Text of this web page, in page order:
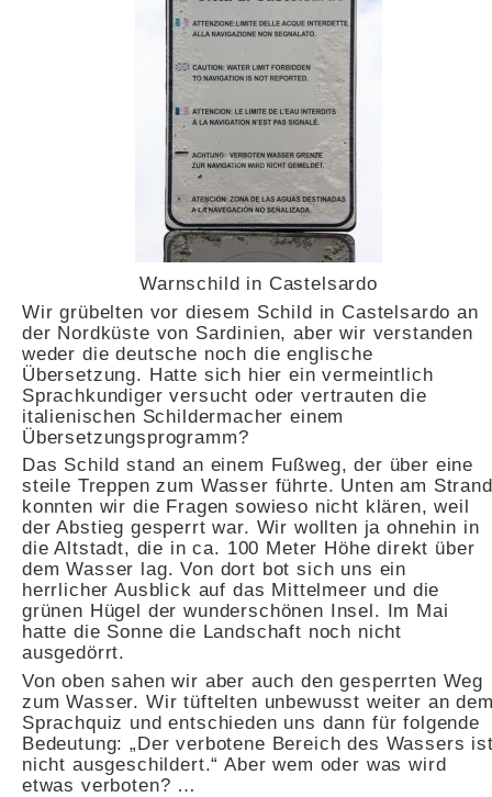
Warnschild in Castelsardo
Wir grübelten vor diesem Schild in Castelsardo an
der Nordküste von Sardinien, aber wir verstanden
weder die deutsche noch die englische
Übersetzung. Hatte sich hier ein vermeintlich
Sprachkundiger versucht oder vertrauten die
italienischen Schildermacher einem
Übersetzungsprogramm?
Das Schild stand an einem Fußweg, der über eine
steile Treppen zum Wasser führte. Unten am Strand
konnten wir die Fragen sowieso nicht klären, weil
der Abstieg gesperrt war. Wir wollten ja ohnehin in
die Altstadt, die in ca. 100 Meter Höhe direkt über
dem Wasser lag. Von dort bot sich uns ein
herrlicher Ausblick auf das Mittelmeer und die
grünen Hügel der wunderschönen Insel. Im Mai
hatte die Sonne die Landschaft noch nicht
ausgedörrt.
Von oben sahen wir aber auch den gesperrten Weg
zum Wasser. Wir tüftelten unbewusst weiter an
Sprachquiz und entschieden uns dann für folgende
Bedeutung: „Der verbotene Bereich des Wassers
nicht ausgeschildert.“ Aber wem oder was wird
etwas verboten? …